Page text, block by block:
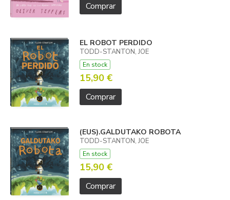
Comprar
EL ROBOT PERDIDO
TODD-STANTON, JOE
En stock
15,90 €
Comprar
(EUS).GALDUTAKO ROBOTA
TODD-STANTON, JOE
En stock
15,90 €
Comprar